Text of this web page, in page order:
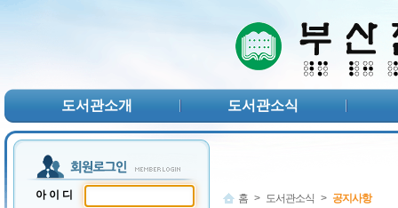
도서관소개 도서관소식
아이디 홈 > 도서관소식 > 공지사항